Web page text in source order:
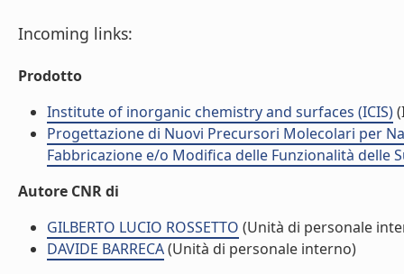
Incoming links:
Prodotto
Institute of inorganic chemistry and surfaces (ICIS)
Progettazione di Nuovi Precursori Molecolari per
Fabbricazione e/o Modifica delle Funzionalità delle
Autore CNR di
GILBERTO LUCIO ROSSETTO (Unità di personale
DAVIDE BARRECA(Unità di personale interno)